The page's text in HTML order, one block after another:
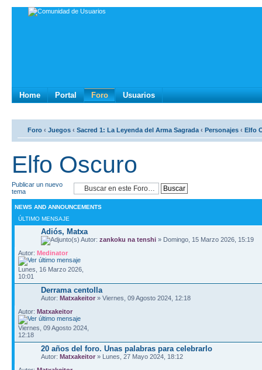
Home Portal Foro Usuarios
Foro ‹ Juegos ‹ Sacred 1: La Leyenda del Arma Sagrada ‹ Personajes ‹ Elfo
Elfo Oscuro
Publicar un nuevo
tema
NEWS AND ANNOUNCEMENTS
ÚLTIMO MENSAJE
Adiós, Matxa
Autor: zankoku na tenshi » Domingo, 15 Marzo 2026, 15:19
Autor: Medinator
Lunes, 16 Marzo 2026,
10:01
Derrama centolla
Autor: Matxakeitor » Viernes, 09 Agosto 2024, 12:18
Autor: Matxakeitor
Viernes, 09 Agosto 2024,
12:18
20 años del foro. Unas palabras para celebrarlo
Autor: Matxakeitor » Lunes, 27 Mayo 2024, 18:12